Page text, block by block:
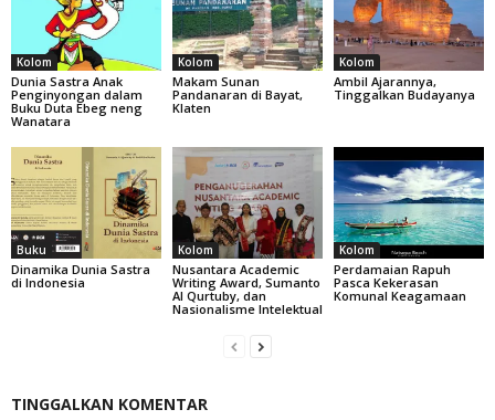
Kolom
Dunia Sastra Anak
Penginyongan dalam
Buku Duta Ebeg neng
Wanatara
Kolom
Makam Sunan
Pandanaran di Bayat,
Klaten
Kolom
Ambil Ajarannya,
Tinggalkan Budayanya
Buku
Dinamika Dunia Sastra
di Indonesia
Kolom
Nusantara Academic
Writing Award, Sumanto
Al Qurtuby, dan
Nasionalisme Intelektual
Kolom
Perdamaian Rapuh
Pasca Kekerasan
Komunal Keagamaan
TINGGALKAN KOMENTAR